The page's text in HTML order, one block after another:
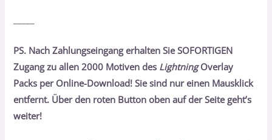
PS. Nach Zahlungseingang erhalten Sie SOFORTIGEN
Zugang zu allen 2000 Motiven des LightningOverlay
Packs per Online-Download! Sie sind nur einen Mausklick
entfernt. Über den roten Button oben auf der Seite geht’s
weiter!